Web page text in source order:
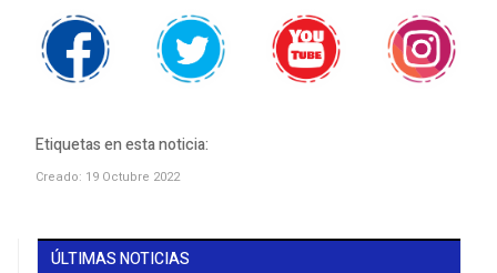
Etiquetas en esta noticia:
Creado: 19 Octubre 2022
ÚLTIMAS NOTICIAS